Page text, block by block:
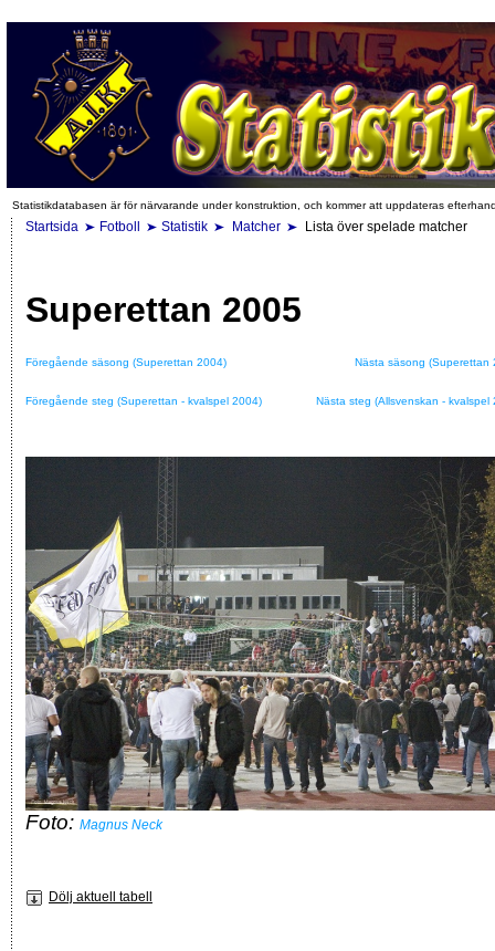
Statistikdatabasen är för närvarande under konstruktion, och kommer att uppdateras
Startsida Fotboll Statistik Matcher Lista över spelade matcher
Superettan 2005
Föregående säsong (Superettan 2004) Nästa säsong (Superettan
Föregående steg (Superettan - kvalspel 2004) Nästa steg (Allsvenskan - kvalspel
Foto: Magnus Neck
Dölj aktuell tabell